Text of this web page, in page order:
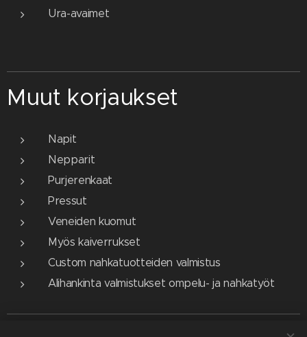
Ura-avaimet
Muut korjaukset
Napit
Nepparit
Purjerenkaat
Pressut
Veneiden kuomut
Myös kaiverrukset
Custom nahkatuotteiden valmistus
Alihankinta valmistukset ompelu- ja nahkatyöt